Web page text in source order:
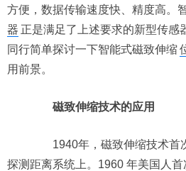
方便，数据传输速度快、精度高。
器 正是满足了上述要求的新型传感
同行简单探讨一下智能式磁致伸缩
用前景。
磁致伸缩技术的应用
1940年，磁致伸缩技术首
探测距离系统上。1960 年美国人